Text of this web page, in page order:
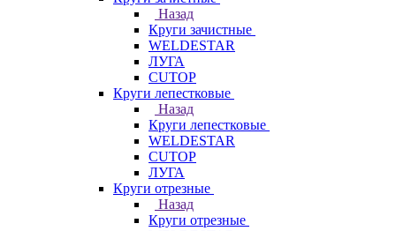
Назад
Круги зачистные
WELDESTAR
ЛУГА
CUTOP
Круги лепестковые
Назад
Круги лепестковые
WELDESTAR
CUTOP
ЛУГА
Круги отрезные
Назад
Круги отрезные